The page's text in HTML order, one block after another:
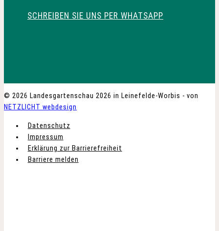
SCHREIBEN SIE UNS PER WHATSAPP
© 2026 Landesgartenschau 2026 in Leinefelde-Worbis - von
NETZLICHT webdesign
Datenschutz
Impressum
Erklärung zur Barrierefreiheit
Barriere melden